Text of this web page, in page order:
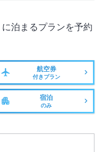
に泊まるプランを予約
航空券
付きプラン
宿泊
のみ